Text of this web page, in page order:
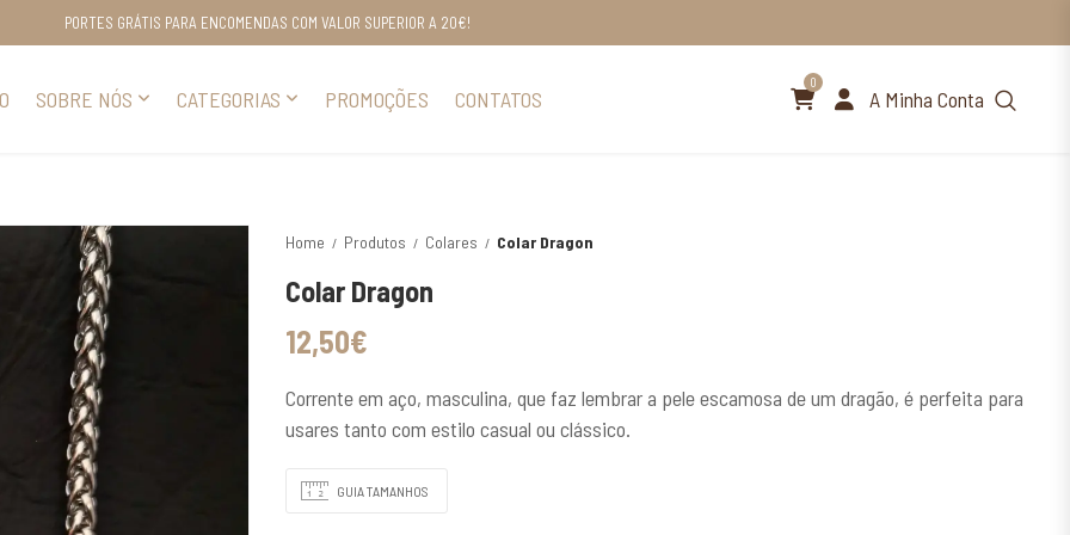
PORTES GRÁTIS PARA ENCOMENDAS COM VALOR SUPERIOR A 20€!
SOBRE NÓS CATEGORIAS PROMOÇÕES CONTATOS
0
A Minha Conta
Home Produtos Colares Colar Dragon
Colar Dragon
12,50€
Corrente em aço, masculina, que faz lembrar a pele escamosa de um dragão, é perfeita para
usares tanto com estilo casual ou clássico.
GUIA TAMANHOS